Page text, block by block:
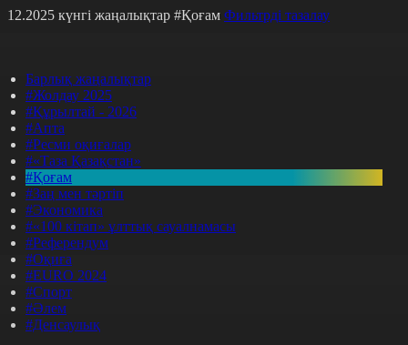
күнгі жаңалықтар #Қоғам Фильтрді тазалау
Барлық жаңалықтар
#Жолдау 2025
#Құрылтай - 2026
#Апта
#Ресми оқиғалар
#«Таза Қазақстан»
#Қоғам
#Заң мен тәртіп
#Экономика
#«100 кітап» ұлттық сауалнамасы
#Референдум
#Оқиға
#EURO 2024
#Спорт
#Әлем
#Денсаулық